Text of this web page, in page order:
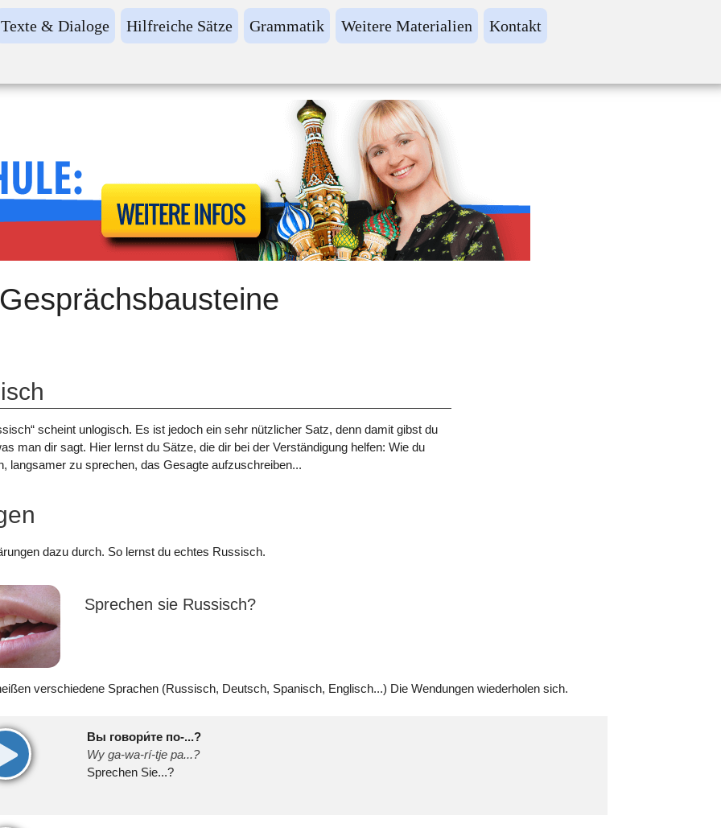
Texte & Dialoge Hilfreiche Sätze Grammatik Weitere Materialien Kontakt
scheint unlogisch. Es ist jedoch ein sehr nützlicher Satz, denn damit gibst du
man dir sagt. Hier lernst du Sätze, die dir bei der Verständigung helfen: Wie du
langsamer zu sprechen, das Gesagte aufzuschreiben...
dazu durch. So lernst du echtes Russisch.
Sprechen sie Russisch?
verschiedene Sprachen (Russisch, Deutsch, Spanisch, Englisch...) Die Wendungen wiederholen sich.
00:00
Вы говори́те по-...?
Wy ga-wa-rí-tje pa...?
Sprechen Sie...?